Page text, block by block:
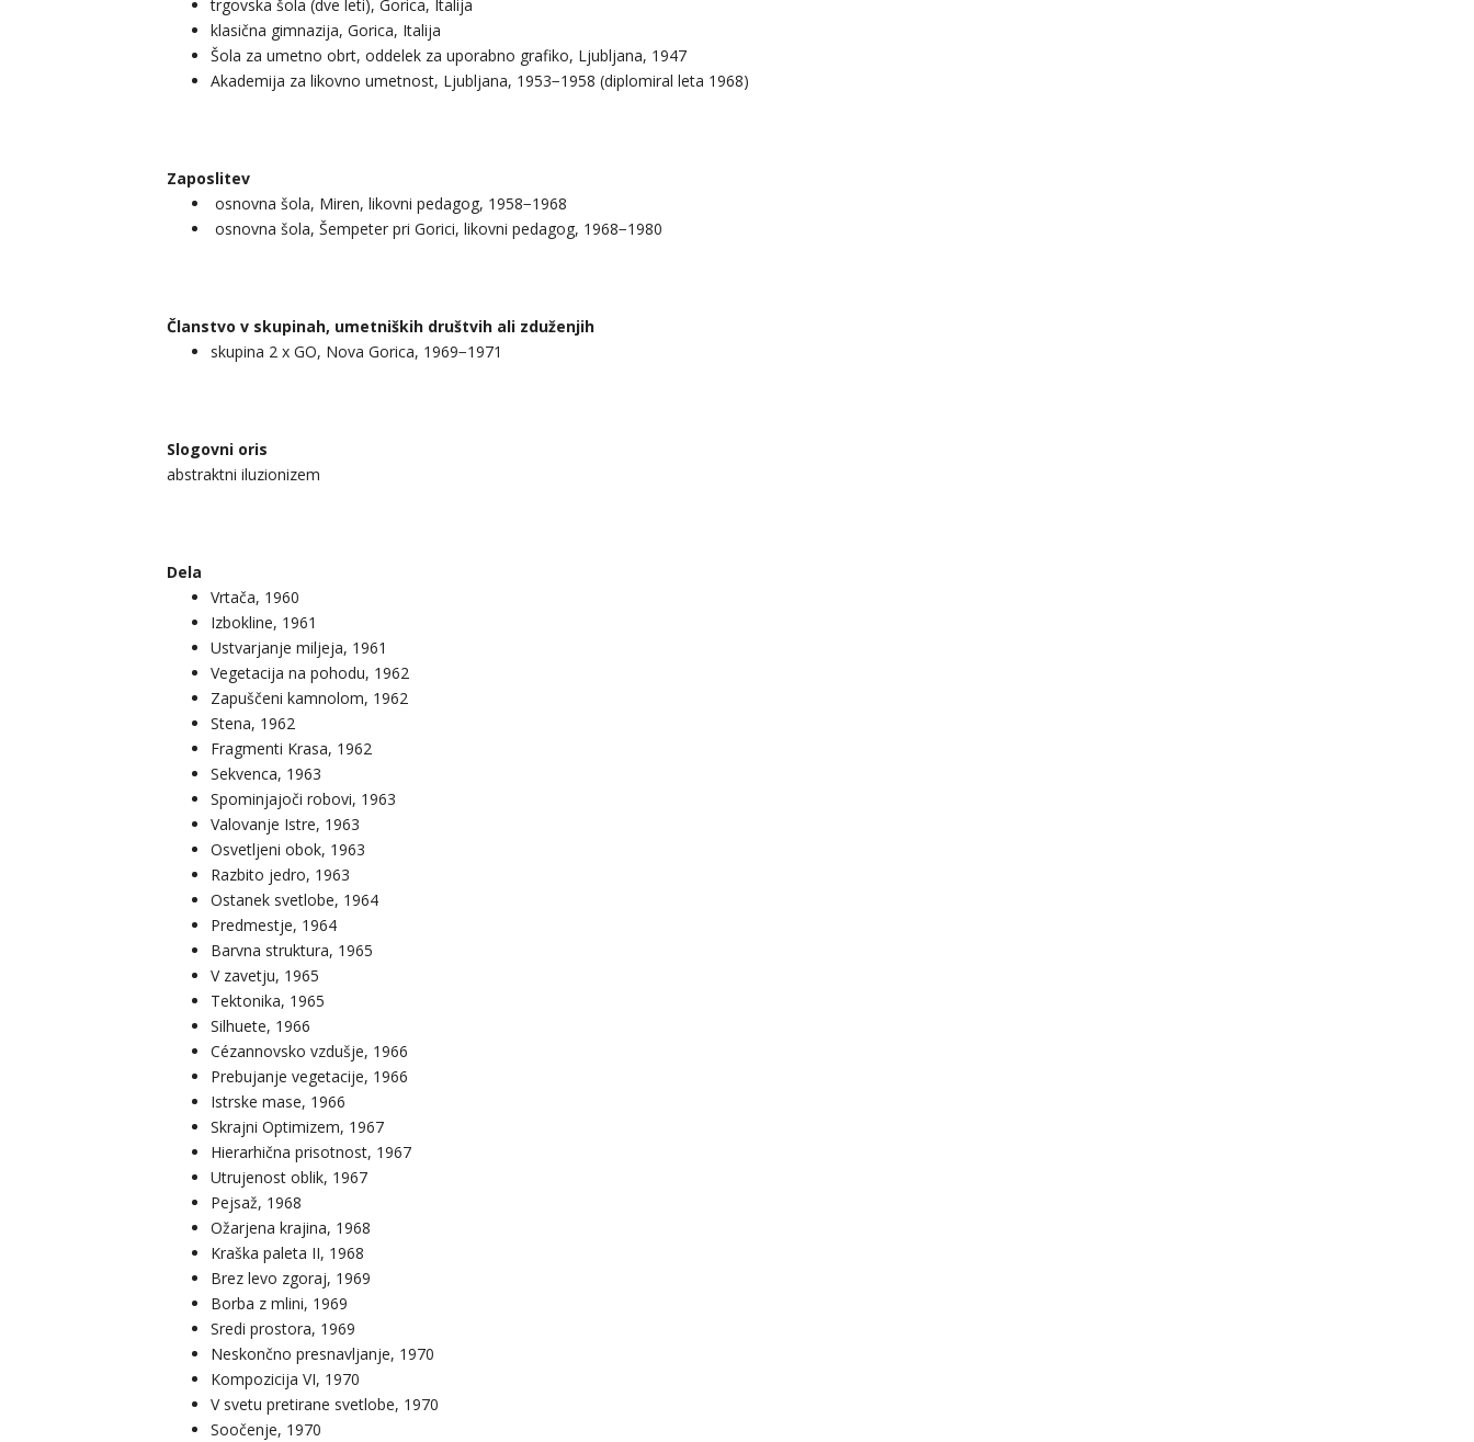
trgovska šola (dve leti), Gorica, Italija
klasična gimnazija, Gorica, Italija
Šola za umetno obrt, oddelek za uporabno grafiko, Ljubljana, 1947­­­
Akademija za likovno umetnost, Ljubljana, 1953−1958 (diplomiral leta 1968)
Zaposlitev
osnovna šola, Miren, likovni pedagog, 1958−1968
osnovna šola, Šempeter pri Gorici, likovni pedagog, 1968­­−1980
Članstvo v skupinah, umetniških društvih ali zduženjih
skupina 2 x GO, Nova Gorica, 1969−1971
Slogovni oris
abstraktni iluzionizem
Dela
Vrtača, 1960
Izbokline, 1961
Ustvarjanje miljeja, 1961
Vegetacija na pohodu, 1962
Zapuščeni kamnolom, 1962
Stena, 1962
Fragmenti Krasa, 1962
Sekvenca, 1963
Spominjajoči robovi, 1963
Valovanje Istre, 1963
Osvetljeni obok, 1963
Razbito jedro, 1963
Ostanek svetlobe, 1964
Predmestje, 1964
Barvna struktura, 1965
V zavetju, 1965
Tektonika, 1965
Silhuete, 1966
Cézannovsko vzdušje, 1966
Prebujanje vegetacije, 1966
Istrske mase, 1966
Skrajni Optimizem, 1967
Hierarhična prisotnost, 1967
Utrujenost oblik, 1967
Pejsaž, 1968
Ožarjena krajina, 1968
Kraška paleta II, 1968
Brez levo zgoraj, 1969
Borba z mlini, 1969
Sredi prostora, 1969
Neskončno presnavljanje, 1970
Kompozicija VI, 1970
V svetu pretirane svetlobe, 1970
Soočenje, 1970